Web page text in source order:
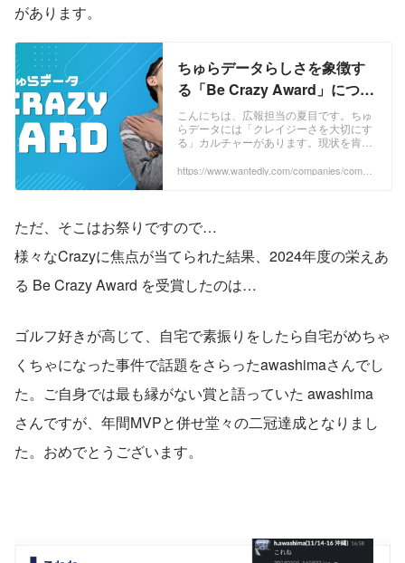
があります。
ちゅらデータらしさを象徴す
る「Be Crazy Award」につい
て | ちゅらデータ株式会社
こんにちは、広報担当の夏目です。ちゅ
らデータには「クレイジーさを大切にす
る」カルチャーがあります。現状を肯定
ば手を動かし、いつの間にか世界を変え
https://www.wantedly.com/companies/compa
ただ、そこはお祭りですので…
様々なCrazyに焦点が当てられた結果、2024年度の栄えあ
る Be Crazy Award を受賞したのは…
ゴルフ好きが高じて、自宅で素振りをしたら自宅がめちゃ
くちゃになった事件で話題をさらったawashimaさんでし
た。ご自身では最も縁がない賞と語っていた awashima
さんですが、年間MVPと併せ堂々の二冠達成となりまし
た。おめでとうございます。